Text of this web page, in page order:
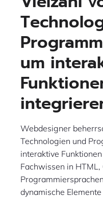
um
Webdesigner
Technologien und
interaktive
Fachwissen in HTML,
dynamische